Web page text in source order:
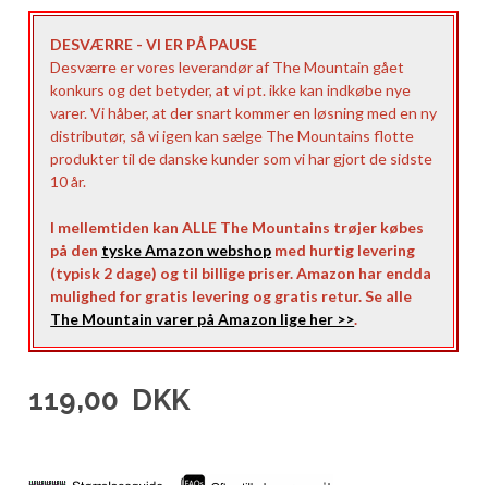
DESVÆRRE - VI ER PÅ PAUSE
Desværre er vores leverandør af The Mountain gået
konkurs og det betyder, at vi pt. ikke kan indkøbe nye
varer. Vi håber, at der snart kommer en løsning med en ny
distributør, så vi igen kan sælge The Mountains flotte
produkter til de danske kunder som vi har gjort de sidste
10 år.
I mellemtiden kan ALLE The Mountains trøjer købes
på den tyske Amazon webshop med hurtig levering
(typisk 2 dage) og til billige priser. Amazon har endda
mulighed for gratis levering og gratis retur. Se alle
The Mountain varer på Amazon lige her >>.
119,00 DKK